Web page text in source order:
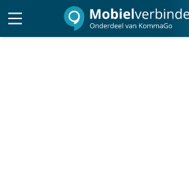
598,00 excl. btw
723,58 incl. btw